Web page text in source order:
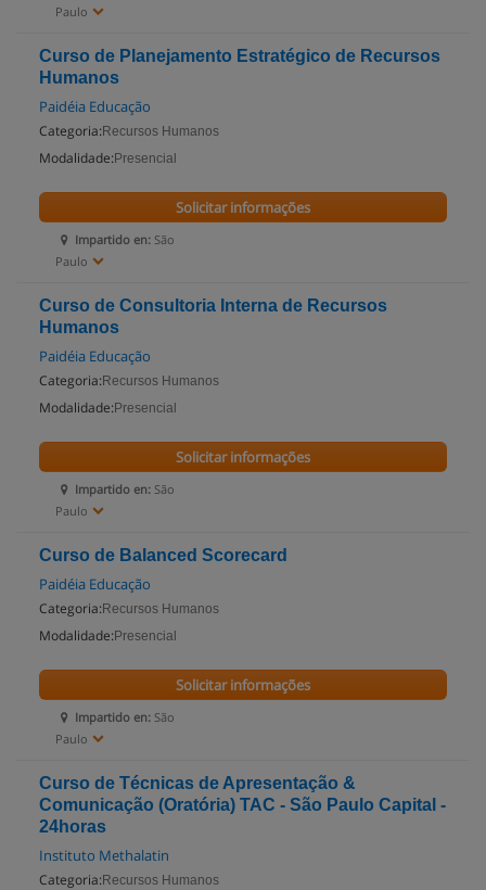
Paulo
Curso de Planejamento Estratégico de Recursos
Humanos
Paidéia Educação
Categoria: Recursos Humanos
Modalidade: Presencial
Impartido en: São
Paulo
Solicitar informações
Curso de Consultoria Interna de Recursos
Humanos
Paidéia Educação
Categoria: Recursos Humanos
Modalidade: Presencial
Impartido en: São
Paulo
Solicitar informações
Curso de Balanced Scorecard
Paidéia Educação
Categoria: Recursos Humanos
Modalidade: Presencial
Impartido en: São
Paulo
Solicitar informações
Curso de Técnicas de Apresentação &
Comunicação (Oratória) TAC - São Paulo Capital -
24horas
Instituto Methalatin
Categoria: Recursos Humanos